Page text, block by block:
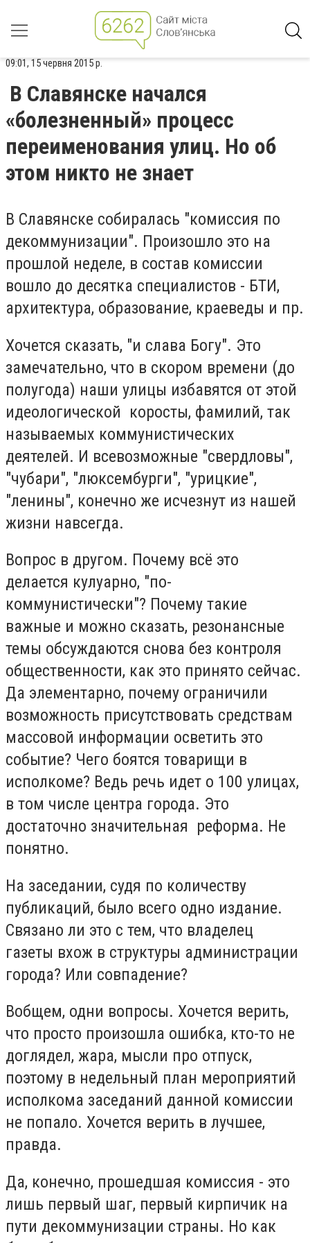
09:01, 15 червня 2015 р.
В Славянске начался
«болезненный» процесс
переименования улиц. Но об
этом никто не знает
В Славянске собиралась "комиссия по
декоммунизации". Произошло это на
прошлой неделе, в состав комиссии
вошло до десятка специалистов - БТИ,
архитектура, образование, краеведы и пр.
Хочется сказать, "и слава Богу". Это
замечательно, что в скором времени (до
полугода) наши улицы избавятся от этой
идеологической коросты, фамилий, так
называемых коммунистических
деятелей. И всевозможные "свердловы",
"чубари", "люксембурги", "урицкие",
"ленины", конечно же исчезнут из нашей
жизни навсегда.
Вопрос в другом. Почему всё это
делается кулуарно, "по-
коммунистически"? Почему такие
важные и можно сказать, резонансные
темы обсуждаются снова без контроля
общественности, как это принято сейчас.
Да элементарно, почему ограничили
возможность присутствовать средствам
массовой информации осветить это
событие? Чего боятся товарищи в
исполкоме? Ведь речь идет о 100 улицах,
в том числе центра города. Это
достаточно значительная реформа. Не
понятно.
На заседании, судя по количеству
публикаций, было всего одно издание.
Связано ли это с тем, что владелец
газеты вхож в структуры администрации
города? Или совпадение?
Вобщем, одни вопросы. Хочется верить,
что просто произошла ошибка, кто-то не
доглядел, жара, мысли про отпуск,
поэтому в недельный план мероприятий
исполкома заседаний данной комиссии
не попало. Хочется верить в лучшее,
правда.
Да, конечно, прошедшая комиссия - это
лишь первый шаг, первый кирпичик на
пути декоммунизации страны. Но как